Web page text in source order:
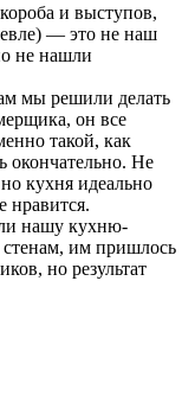
и выступов,
— это не наш
не нашли
мы решили делать
он все
такой, как
окончательно. Не
кухня идеально
нравится.
нашу кухню-
им пришлось
но результат